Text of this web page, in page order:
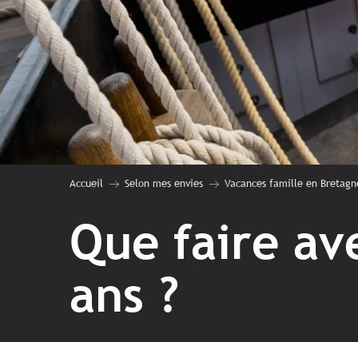
Accueil Selon mes envies Vacances famille en
Que faire
ans ?